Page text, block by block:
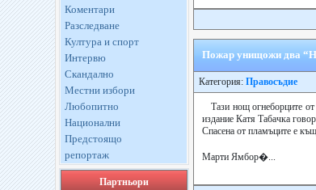
Коментари
Разследване
Култура и спорт
Интервю
Скандално
Местни избори
Любопитно
Национални
Предстоящо
репортаж
Партньори
Пожар унищожи два
Категория: Правосъдие
Тази нощ огнеборците
издание Катя Табачка
Спасена от пламъците е
Марти Ямбор�...